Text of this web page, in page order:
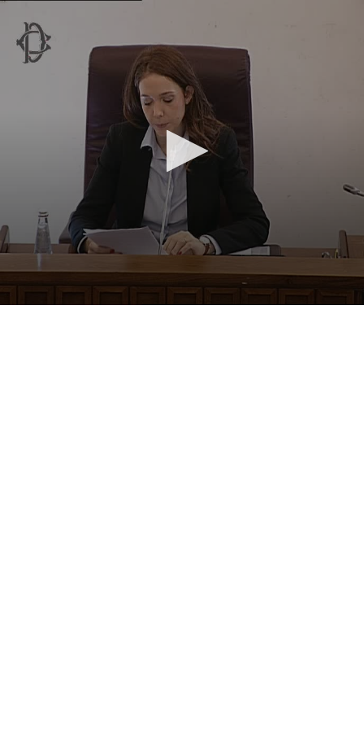
WebTV Camera dei Deputati
Vai al menu di navigazione
Contenuto
Fine contenuto
Vai al contenuto principale Vai al menu di navigazione